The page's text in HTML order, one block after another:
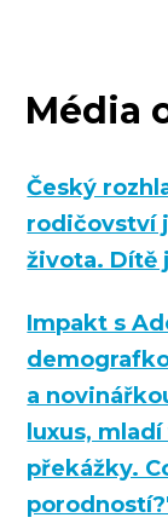
Média
Český
rodičovství
života. Dítě
Impakt s
a
luxus,
překážky.